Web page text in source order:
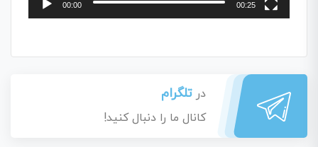
00:00 00:25
در تلگرام
کانال ما را دنبال کنید!